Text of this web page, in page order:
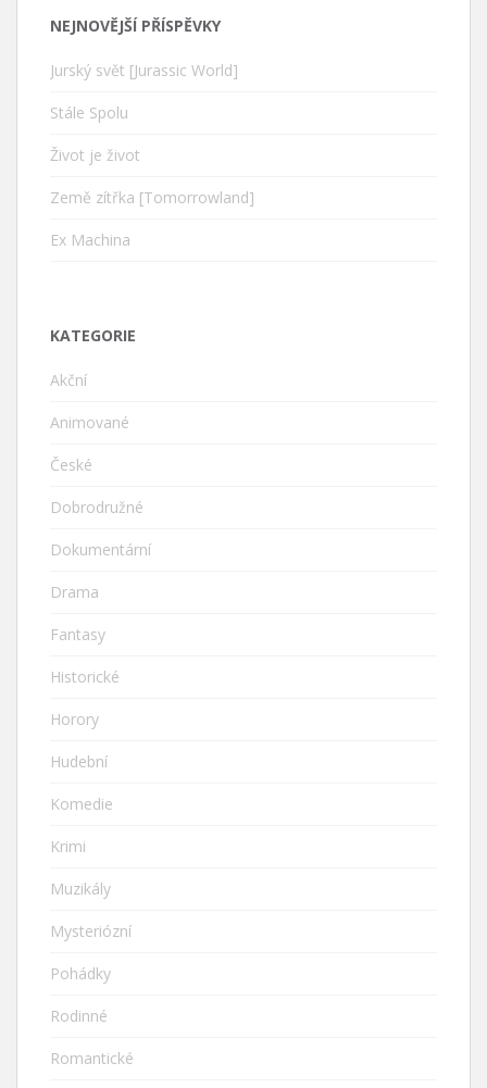
NEJNOVĚJŠÍ PŘÍSPĚVKY
Jurský svět [Jurassic World]
Stále Spolu
Život je život
Země zítřka [Tomorrowland]
Ex Machina
KATEGORIE
Akční
Animované
České
Dobrodružné
Dokumentární
Drama
Fantasy
Historické
Horory
Hudební
Komedie
Krimi
Muzikály
Mysteriózní
Pohádky
Rodinné
Romantické